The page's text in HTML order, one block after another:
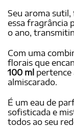
Seu aroma
essa fragrância
o ano,
Com uma
florais que
100 ml pertence
almiscarado.
É um eau de
sofisticada e
todos ao seu